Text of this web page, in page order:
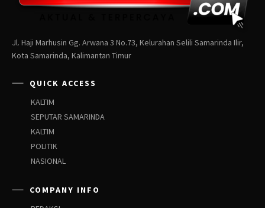
Jl. Haji Marhusin Gg. Arwana 3 No.73, Kelurahan Selili Samarinda Ilir,
Kota Samarinda, Kalimantan Timur
QUICK ACCESS
KALTIM
SEPUTAR SAMARINDA
KALTIM
POLITIK
NASIONAL
COMPANY INFO